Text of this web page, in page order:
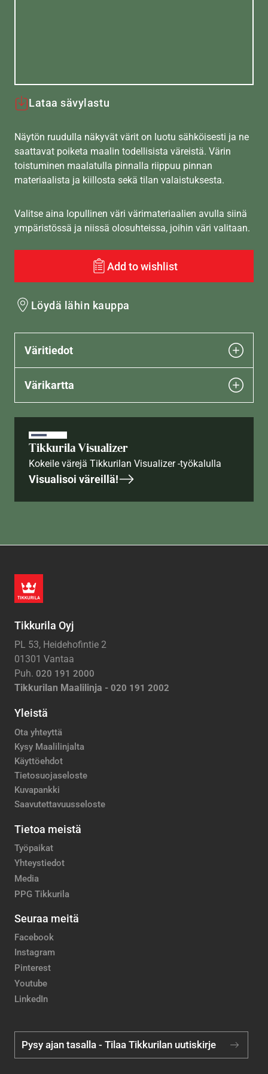
Lataa sävylastu
Näytön ruudulla näkyvät värit on luotu sähköisesti ja ne
saattavat poiketa maalin todellisista väreistä. Värin
toistuminen maalatulla pinnalla riippuu pinnan
materiaalista ja kiillosta sekä tilan valaistuksesta.
Valitse aina lopullinen väri värimateriaalien avulla siinä
ympäristössä ja niissä olosuhteissa, joihin väri valitaan.
Add to wishlist
Löydä lähin kauppa
Väritiedot
Värikartta
Tikkurila Visualizer
Kokeile värejä Tikkurilan Visualizer -työkalulla
Visualisoi väreillä!
Tikkurila Oyj
PL 53, Heidehofintie 2
01301 Vantaa
Puh. 020 191 2000
Tikkurilan Maalilinja - 020 191 2002
Yleistä
Ota yhteyttä
Kysy Maalilinjalta
Käyttöehdot
Tietosuojaseloste
Kuvapankki
Saavutettavuusseloste
Tietoa meistä
Työpaikat
Yhteystiedot
Media
PPG Tikkurila
Seuraa meitä
Facebook
Instagram
Pinterest
Youtube
LinkedIn
Pysy ajan tasalla - Tilaa Tikkurilan uutiskirje